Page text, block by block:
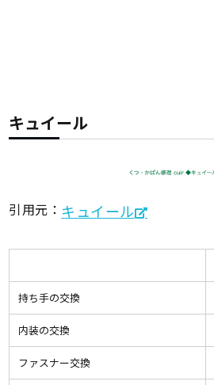
キュイール
引用元： キュイール
持ち手の交換
内装の交換
ファスナー交換